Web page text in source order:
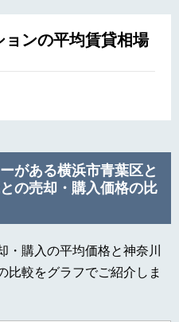
ンの平均賃貸相場
がある横浜市青葉区と
の売却・購入価格の比
購入の平均価格と神奈川
比較をグラフでご紹介しま